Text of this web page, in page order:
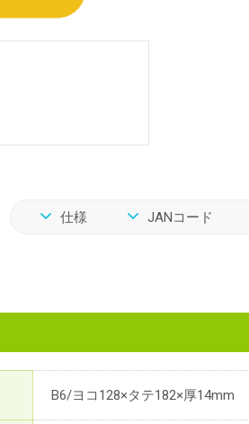
仕様 JANコード
B6/ヨコ128×タテ182×厚14mm